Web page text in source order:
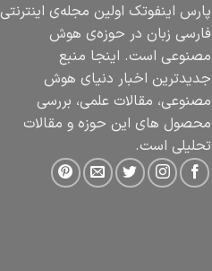
پارس اینفوتک اولین مجله‌ی اینترنتی
فارسی زبان در حوزه‌ی هوش
مصنوعی است. اینجا منبع
جدیدترین اخبار دنیای هوش
مصنوعی، مقالات علمی، بررسی
محصول های این حوزه و مقالات
تحلیلی است.